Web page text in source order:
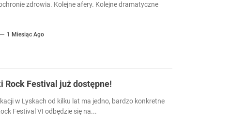
zdrowia. Kolejne afery. Kolejne dramatyczne
1 Miesiąc Ago
Rock Festival już dostępne!
w Lyskach od kilku lat ma jedno, bardzo konkretne
Festival VI odbędzie się na...